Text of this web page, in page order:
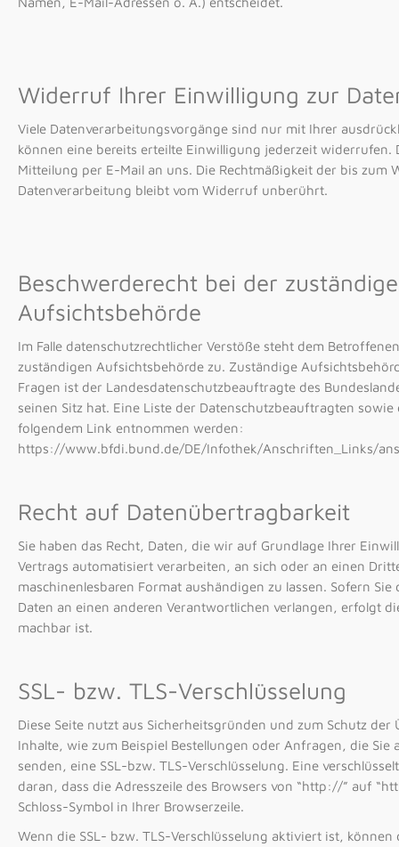
Widerruf Ihrer Einwilligung zur
Viele Datenverarbeitungsvorgänge sind nur mit Ihrer
können eine bereits erteilte Einwilligung jederzeit widerrufen.
Mitteilung per E-Mail an uns. Die Rechtmäßigkeit der bis zum
Datenverarbeitung bleibt vom Widerruf unberührt.
Beschwerderecht bei der
Aufsichtsbehörde
Im Falle datenschutzrechtlicher Verstöße steht dem
zuständigen Aufsichtsbehörde zu. Zuständige
Fragen ist der Landesdatenschutzbeauftragte des
seinen Sitz hat. Eine Liste der Datenschutzbeauftragten
folgendem Link entnommen werden:
https://www.bfdi.bund.de/DE/Infothek/Anschriften_Links/
Recht auf Datenübertragbarkeit
Sie haben das Recht, Daten, die wir auf Grundlage Ihrer
Vertrags automatisiert verarbeiten, an sich oder an einen
maschinenlesbaren Format aushändigen zu lassen. Sofern
Daten an einen anderen Verantwortlichen verlangen, erfolgt
machbar ist.
SSL- bzw. TLS-Verschlüsselung
Diese Seite nutzt aus Sicherheitsgründen und zum Schutz
Inhalte, wie zum Beispiel Bestellungen oder Anfragen, die Sie
senden, eine SSL-bzw. TLS-Verschlüsselung. Eine
daran, dass die Adresszeile des Browsers von “http://” auf
Schloss-Symbol in Ihrer Browserzeile.
Wenn die SSL- bzw. TLS-Verschlüsselung aktiviert ist, können